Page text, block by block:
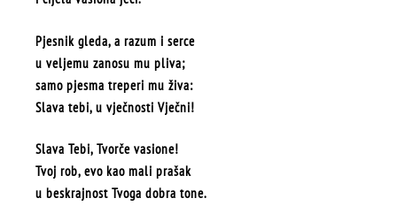
Pjesnik gleda, a razum i serce
u veljemu zanosu mu pliva;
samo pjesma treperi mu živa:
Slava tebi, u vječnosti Vječni!
Slava Tebi, Tvorče vasione!
Tvoj rob, evo kao mali prašak
u beskrajnost Tvoga dobra tone.